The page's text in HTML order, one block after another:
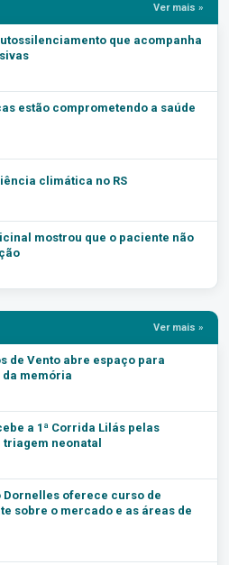
Ver mais »
que acompanha
estão comprometendo a saúde
climática no RS
mostrou que o paciente não
Ver mais »
de Vento abre espaço para
memória
a 1ª Corrida Lilás pelas
neonatal
Dornelles oferece curso de
sobre o mercado e as áreas de